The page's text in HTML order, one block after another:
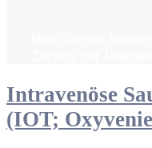
Intravenöse
(IOT;